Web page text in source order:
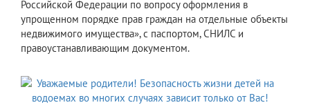
Российской Федерации по вопросу оформления в
упрощенном порядке прав граждан на отдельные объекты
недвижимого имущества», с паспортом, СНИЛС и
правоустанавливающим документом.